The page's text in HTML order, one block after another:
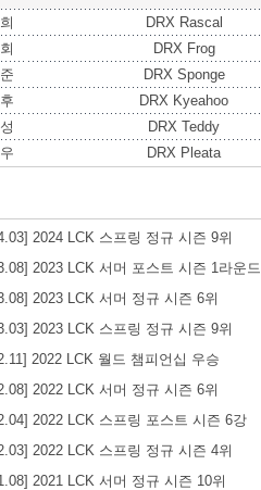
DRX Rascal
DRX Frog
DRX Sponge
DRX Kyeahoo
DRX Teddy
DRX Pleata
2024 LCK 스프링 정규 시즌 9위
2023 LCK 서머 포스트 시즌 1라운드
2023 LCK 서머 정규 시즌 6위
2023 LCK 스프링 정규 시즌 9위
2022 LCK 월드 챔피언십 우승
2022 LCK 서머 정규 시즌 6위
2022 LCK 스프링 포스트 시즌 6강
2022 LCK 스프링 정규 시즌 4위
2021 LCK 서머 정규 시즌 10위